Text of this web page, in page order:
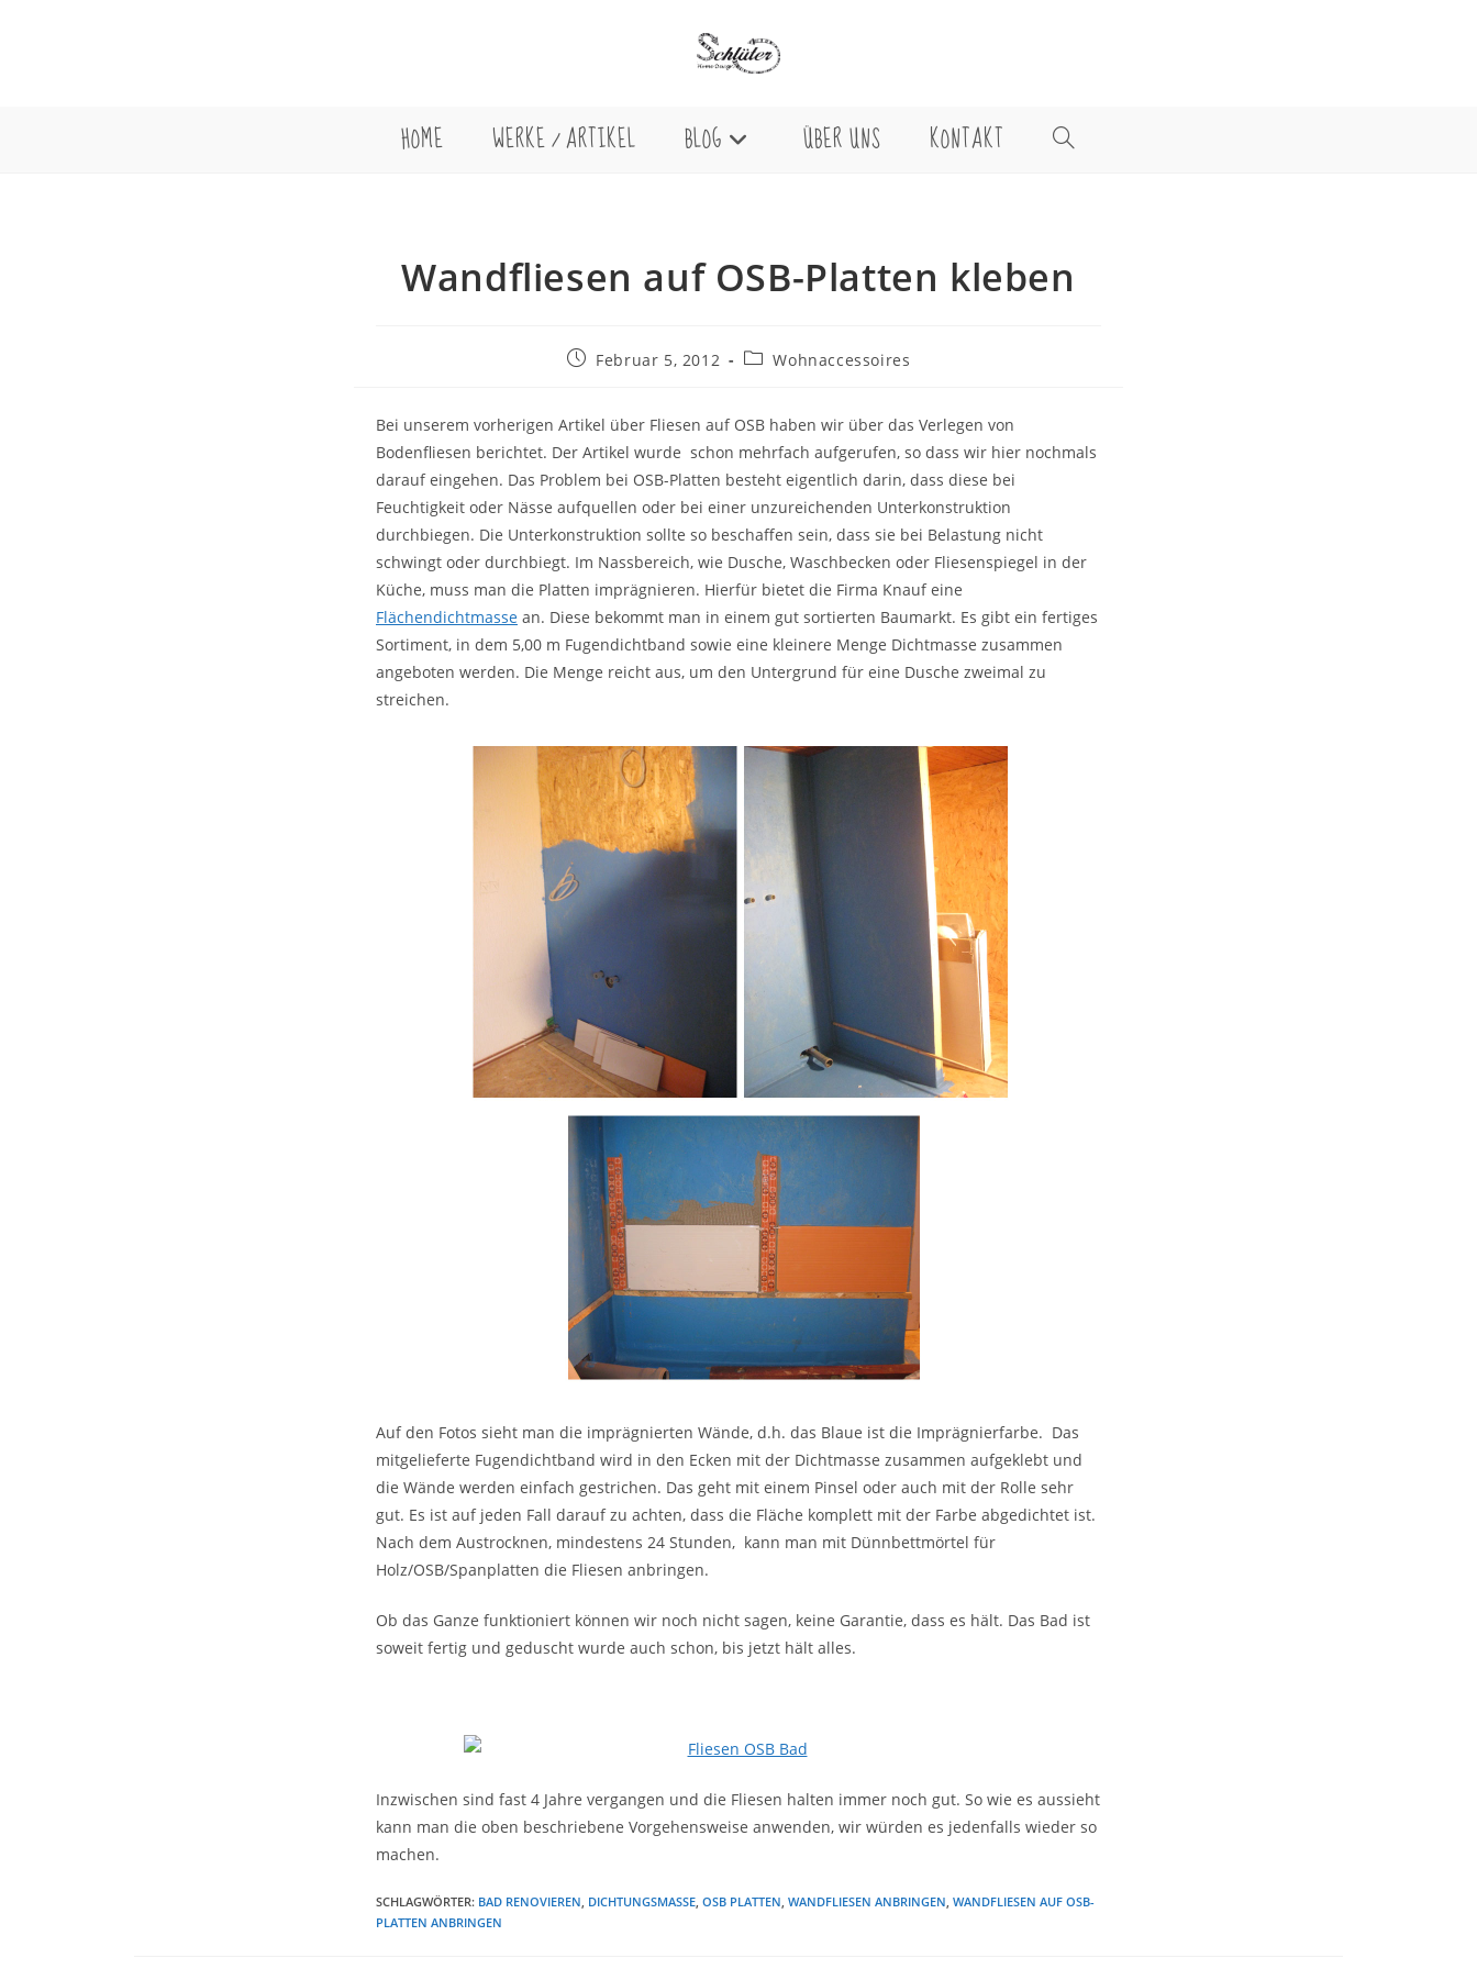
HOME WERKE / ARTIKEL BLOG ÜBER UNS KONTAKT WEBSITE-
UMSCHALTEN
Wandfliesen auf OSB-Platten kleben
BeitragFebruar 5, 2012
Beitrags-
Wohnaccessoires
Bei unserem vorherigen Artikel über Fliesen auf OSB haben wir über das Verlegen von
Bodenfliesen berichtet. Der Artikel wurde schon mehrfach aufgerufen, so dass wir hier nochmals
darauf eingehen. Das Problem bei OSB-Platten besteht eigentlich darin, dass diese bei
Feuchtigkeit oder Nässe aufquellen oder bei einer unzureichenden Unterkonstruktion
durchbiegen. Die Unterkonstruktion sollte so beschaffen sein, dass sie bei Belastung nicht
schwingt oder durchbiegt. Im Nassbereich, wie Dusche, Waschbecken oder Fliesenspiegel in der
Küche, muss man die Platten imprägnieren. Hierfür bietet die Firma Knauf eine
Flächendichtmasse an. Diese bekommt man in einem gut sortierten Baumarkt. Es gibt ein fertiges
Sortiment, in dem 5,00 m Fugendichtband sowie eine kleinere Menge Dichtmasse zusammen
angeboten werden. Die Menge reicht aus, um den Untergrund für eine Dusche zweimal zu
streichen.
Auf den Fotos sieht man die imprägnierten Wände, d.h. das Blaue ist die Imprägnierfarbe. Das
mitgelieferte Fugendichtband wird in den Ecken mit der Dichtmasse zusammen aufgeklebt und
die Wände werden einfach gestrichen. Das geht mit einem Pinsel oder auch mit der Rolle sehr
gut. Es ist auf jeden Fall darauf zu achten, dass die Fläche komplett mit der Farbe abgedichtet ist.
Nach dem Austrocknen, mindestens 24 Stunden, kann man mit Dünnbettmörtel für
Holz/OSB/Spanplatten die Fliesen anbringen.
Ob das Ganze funktioniert können wir noch nicht sagen, keine Garantie, dass es hält. Das Bad ist
soweit fertig und geduscht wurde auch schon, bis jetzt hält alles.
Inzwischen sind fast 4 Jahre vergangen und die Fliesen halten immer noch gut. So wie es aussieht
kann man die oben beschriebene Vorgehensweise anwenden, wir würden es jedenfalls wieder so
machen.
SCHLAGWÖRTER: BAD RENOVIEREN DICHTUNGSMASSE OSB PLATTEN WANDFLIESEN ANBRINGEN WANDFLIESEN AUF OSB-
PLATTEN ANBRINGEN